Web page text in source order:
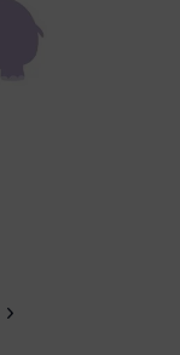
i